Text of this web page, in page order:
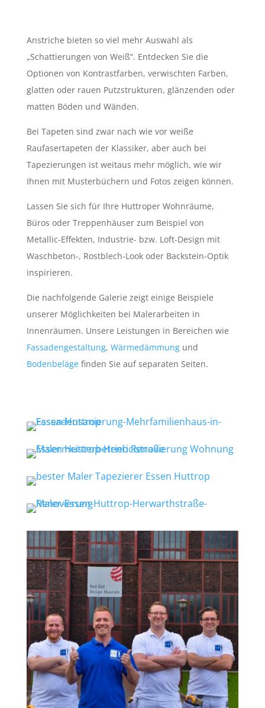
Anstriche bieten so viel mehr Auswahl als
„Schattierungen von Weiß“. Entdecken Sie die
Optionen von Kontrastfarben, verwischten Farben,
glatten oder rauen Putzstrukturen, glänzenden oder
matten Böden und Wänden.
Bei Tapeten sind zwar nach wie vor weiße
Raufasertapeten der Klassiker, aber auch bei
Tapezierungen ist weitaus mehr möglich, wie wir
Ihnen mit Musterbüchern und Fotos zeigen können.
Lassen Sie sich für Ihre Huttroper Wohnräume,
Büros oder Treppenhäuser zum Beispiel von
Metallic-Effekten, Industrie- bzw. Loft-Design mit
Waschbeton-, Rostblech-Look oder Backstein-Optik
inspirieren.
Die nachfolgende Galerie zeigt einige Beispiele
unserer Möglichkeiten bei Malerarbeiten in
Innenräumen. Unsere Leistungen in Bereichen wie
Fassadengestaltung, Wärmedämmungund
Bodenbelägefinden Sie auf separaten Seiten.